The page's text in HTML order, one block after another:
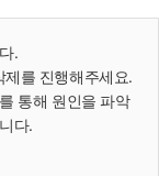
.
를 진행해주세요.
통해 원인을 파악
다.